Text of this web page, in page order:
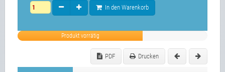
In den Warenkorb
Produkt vorrätig
PDF Drucken